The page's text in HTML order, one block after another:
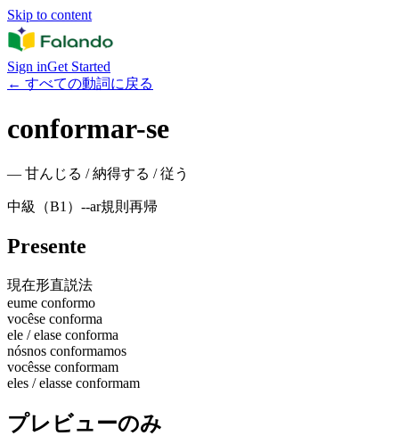
Skip to content
Sign inGet Started
← すべての動詞に戻る
conformar-se
— 甘んじる / 納得する / 従う
中級（B1） --ar規則 再帰
Presente
現在形直説法
eume conformo
vocêse conforma
ele / elase conforma
nósnos conformamos
vocêsse conformam
eles / elasse conformam
プレビューのみ